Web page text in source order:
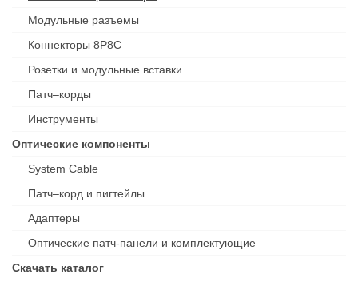
Модульные разъемы
Коннекторы 8P8C
Розетки и модульные вставки
Патч–корды
Инструменты
Оптические компоненты
System Cable
Патч–корд и пигтейлы
Адаптеры
Оптические патч-панели и комплектующие
Скачать каталог